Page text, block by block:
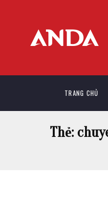
TRANG CHỦ
Thẻ: